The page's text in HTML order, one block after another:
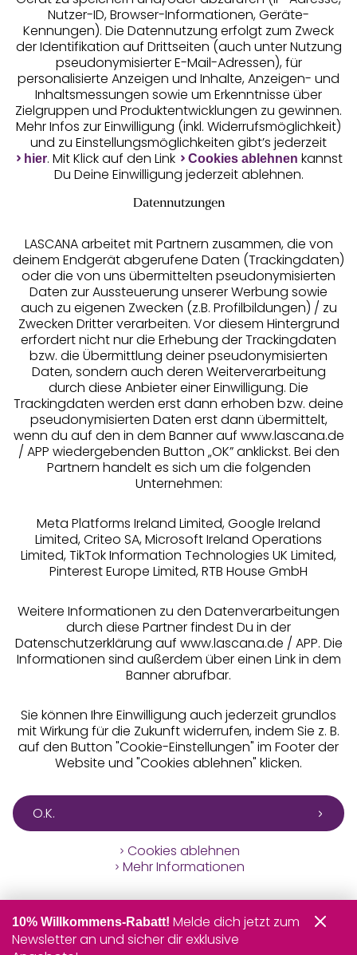
Geprüfte Sicherheit
Unsere Apps
Services
Beratung
Über uns
Rechtliches
Alle Preise inkl. MwSt., zzgl.
Versandkosten
Nutzer-ID, Browser-Informationen, Geräte-
Kennungen). Die Datennutzung erfolgt zum Zweck
der Identifikation auf Drittseiten (auch unter Nutzung
pseudonymisierter E-Mail-Adressen), für
personalisierte Anzeigen und Inhalte, Anzeigen- und
Inhaltsmessungen sowie um Erkenntnisse über
Zielgruppen und Produktentwicklungen zu gewinnen.
Mehr Infos zur Einwilligung (inkl. Widerrufsmöglichkeit)
und zu Einstellungsmöglichkeiten gibt’s jederzeit
hier. Mit Klick auf den Link Cookies ablehnen kannst
Du Deine Einwilligung jederzeit ablehnen.
Datennutzungen
LASCANA arbeitet mit Partnern zusammen, die von
deinem Endgerät abgerufene Daten (Trackingdaten)
oder die von uns übermittelten pseudonymisierten
Daten zur Aussteuerung unserer Werbung sowie
auch zu eigenen Zwecken (z.B. Profilbildungen) / zu
Zwecken Dritter verarbeiten. Vor diesem Hintergrund
erfordert nicht nur die Erhebung der Trackingdaten
bzw. die Übermittlung deiner pseudonymisierten
Daten, sondern auch deren Weiterverarbeitung
durch diese Anbieter einer Einwilligung. Die
Trackingdaten werden erst dann erhoben bzw. deine
pseudonymisierten Daten erst dann übermittelt,
wenn du auf den in dem Banner auf www.lascana.de
/ APP wiedergebenden Button „OK” anklickst. Bei den
Partnern handelt es sich um die folgenden
Unternehmen:
Meta Platforms Ireland Limited, Google Ireland
Limited, Criteo SA, Microsoft Ireland Operations
Limited, TikTok Information Technologies UK Limited,
Pinterest Europe Limited, RTB House GmbH
Weitere Informationen zu den Datenverarbeitungen
durch diese Partner findest Du in der
Datenschutzerklärung auf www.lascana.de / APP. Die
Informationen sind außerdem über einen Link in dem
Banner abrufbar.
Sie können Ihre Einwilligung auch jederzeit grundlos
mit Wirkung für die Zukunft widerrufen, indem Sie z. B.
auf den Button "Cookie-Einstellungen" im Footer der
Website und "Cookies ablehnen" klicken.
O.K.
Cookies ablehnen
Mehr Informationen
10% Willkommens-Rabatt! Melde dich jetzt zum
Newsletter an und sicher dir exklusive